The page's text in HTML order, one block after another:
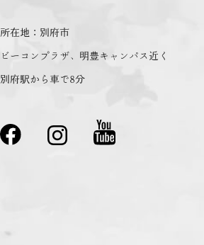
所在地：別府市
ビーコンプラザ、明豊キャンパス近く
別府駅から車で8分